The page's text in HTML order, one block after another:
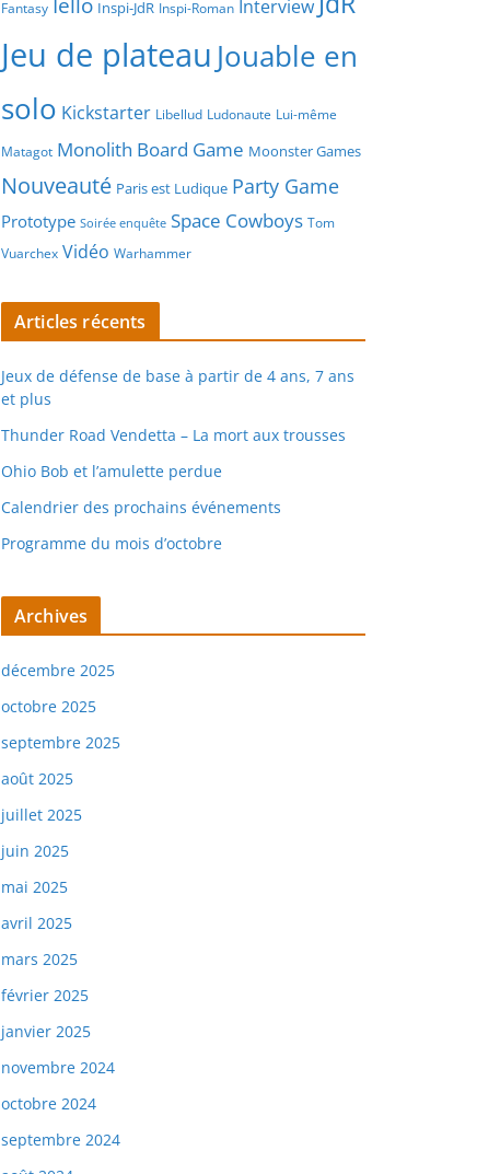
Fantasy Inspi-JdR Inspi-Roman Interview
Jeu de plateau Jouable en
solo Kickstarter Libellud Ludonaute Lui-même
Matagot Monolith Board Game Moonster Games
Nouveauté Paris est Ludique Party Game
Prototype Soirée enquête Space Cowboys Tom
Vuarchex Vidéo Warhammer
Articles récents
Jeux de défense de base à partir de 4 ans, 7 ans
et plus
Thunder Road Vendetta – La mort aux trousses
Ohio Bob et l’amulette perdue
Calendrier des prochains événements
Programme du mois d’octobre
Archives
décembre 2025
octobre 2025
septembre 2025
août 2025
juillet 2025
juin 2025
mai 2025
avril 2025
mars 2025
février 2025
janvier 2025
novembre 2024
octobre 2024
septembre 2024